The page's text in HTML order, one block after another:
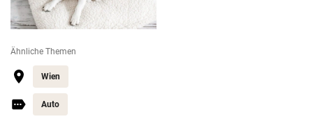
Ähnliche Themen
Wien
Auto